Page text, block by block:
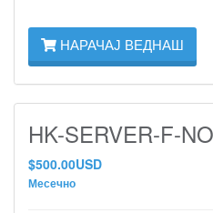
НАРАЧАЈ ВЕДНАШ
HK-SERVER-F-
$500.00USD
Месечно